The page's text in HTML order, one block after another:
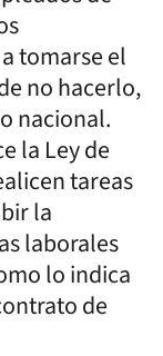
tomarse el
no hacerlo,
nacional.
la Ley de
tareas
la
laborales
lo indica
de